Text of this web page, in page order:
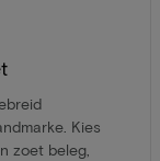
Kies
zoet beleg,